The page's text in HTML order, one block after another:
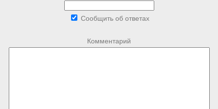
Сообщить об ответах
Комментарий